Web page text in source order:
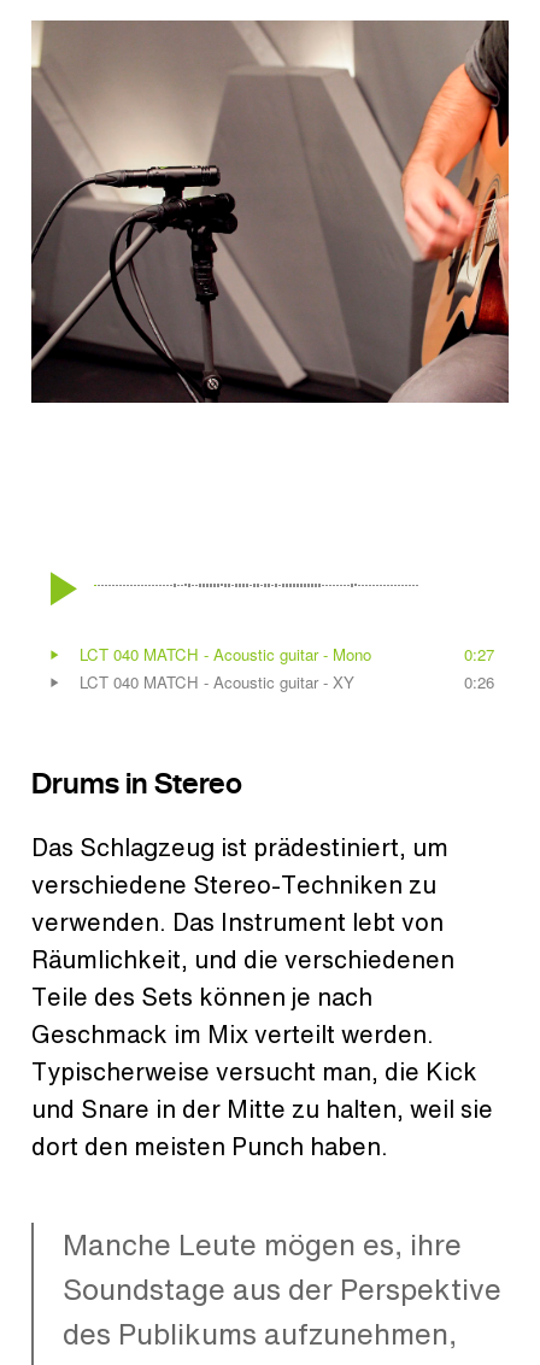
Drums in Stereo
Das Schlagzeug ist prädestiniert, um
verschiedene Stereo-Techniken zu
verwenden. Das Instrument lebt von
Räumlichkeit, und die verschiedenen
Teile des Sets können je nach
Geschmack im Mix verteilt werden.
Typischerweise versucht man, die Kick
und Snare in der Mitte zu halten, weil sie
dort den meisten Punch haben.
Manche Leute mögen es, ihre
Soundstage aus der Perspektive
des Publikums aufzunehmen,